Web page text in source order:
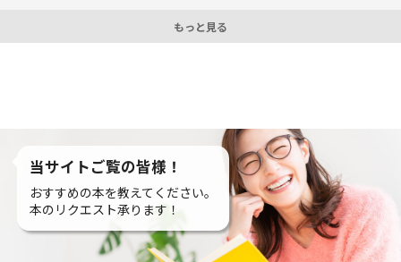
もっと見る
当サイトご覧の皆様！
おすすめの本を教えてください。
本のリクエスト承ります！